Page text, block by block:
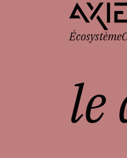
Écosystème
le